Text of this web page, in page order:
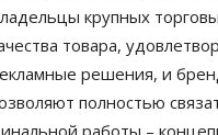
крупных
товара,
решения, и
полностью
работы –